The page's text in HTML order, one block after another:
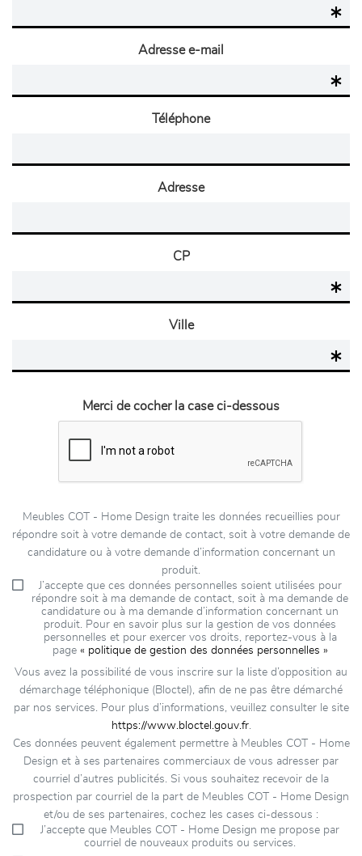
Adresse e-mail
Téléphone
Adresse
CP
Ville
Merci de cocher la case ci-dessous
Meubles COT - Home Design traite les données recueillies pour
répondre soit à votre demande de contact, soit à votre demande de
candidature ou à votre demande d’information concernant un
produit.
J’accepte que ces données personnelles soient utilisées pour
répondre soit à ma demande de contact, soit à ma demande de
candidature ou à ma demande d’information concernant un
produit. Pour en savoir plus sur la gestion de vos données
personnelles et pour exercer vos droits, reportez-vous à la
page « politique de gestion des données personnelles »
Vous avez la possibilité de vous inscrire sur la liste d’opposition au
démarchage téléphonique (Bloctel), afin de ne pas être démarché
par nos services. Pour plus d’informations, veuillez consulter le site
https://www.bloctel.gouv.fr.
Ces données peuvent également permettre à Meubles COT - Home
Design et à ses partenaires commerciaux de vous adresser par
courriel d’autres publicités. Si vous souhaitez recevoir de la
prospection par courriel de la part de Meubles COT - Home Design
et/ou de ses partenaires, cochez les cases ci-dessous :
J’accepte que Meubles COT - Home Design me propose par
courriel de nouveaux produits ou services.